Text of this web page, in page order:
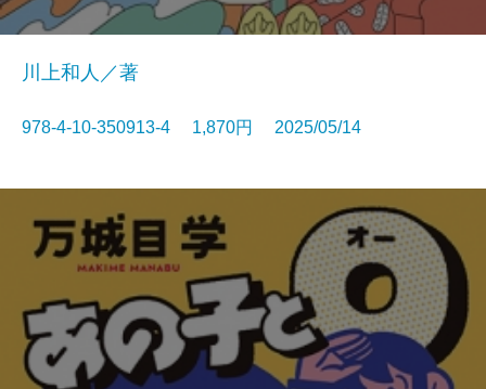
川上和人／著
978-4-10-350913-4 1,870円 2025/05/14